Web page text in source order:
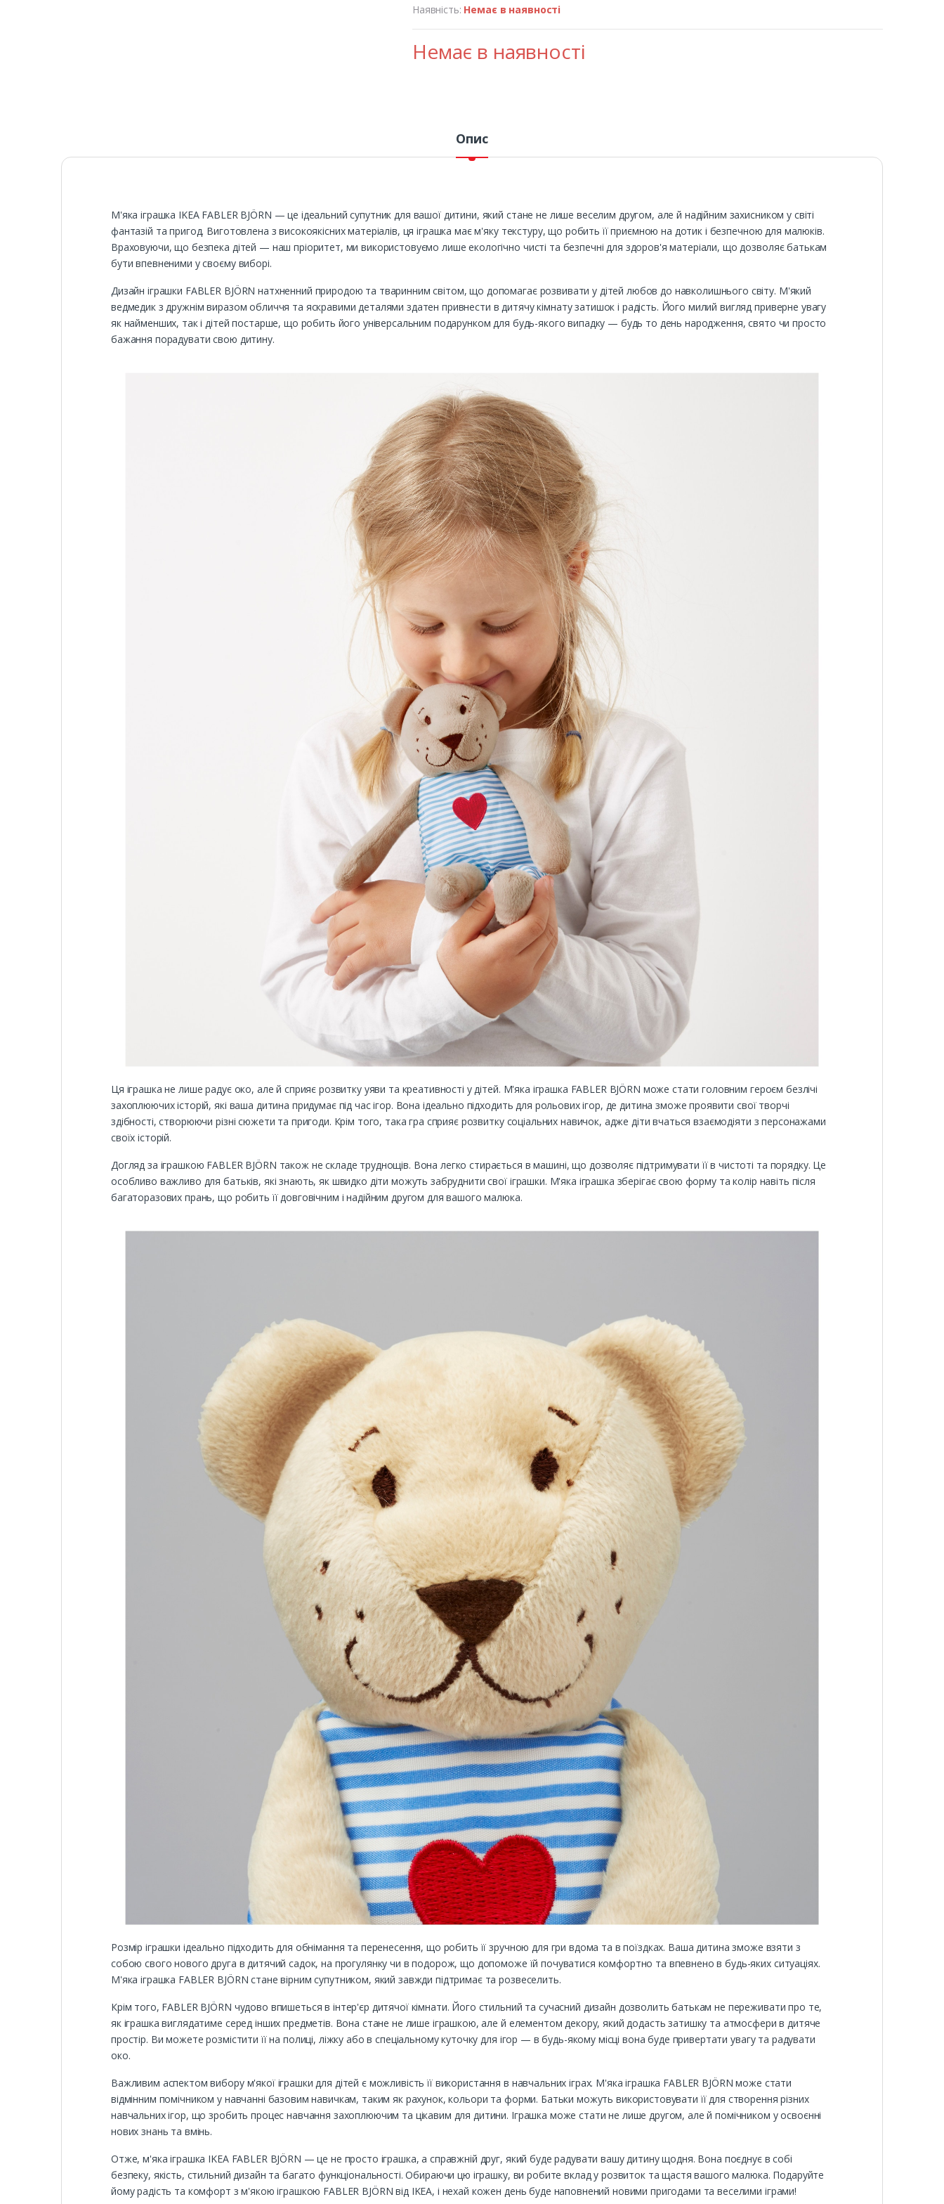
Наявність: Немає в наявності
Немає в наявності
Опис
М'яка іграшка IKEA FABLER BJÖRN — це ідеальний супутник для вашої дитини, який стане не лише веселим другом, але й надійним захисником у світі
фантазій та пригод. Виготовлена з високоякісних матеріалів, ця іграшка має м'яку текстуру, що робить її приємною на дотик і безпечною для малюків.
Враховуючи, що безпека дітей — наш пріоритет, ми використовуємо лише екологічно чисті та безпечні для здоров'я матеріали, що дозволяє батькам
бути впевненими у своєму виборі.
Дизайн іграшки FABLER BJÖRN натхненний природою та тваринним світом, що допомагає розвивати у дітей любов до навколишнього світу. М'який
ведмедик з дружнім виразом обличчя та яскравими деталями здатен привнести в дитячу кімнату затишок і радість. Його милий вигляд приверне увагу
як найменших, так і дітей постарше, що робить його універсальним подарунком для будь-якого випадку — будь то день народження, свято чи просто
бажання порадувати свою дитину.
Ця іграшка не лише радує око, але й сприяє розвитку уяви та креативності у дітей. М'яка іграшка FABLER BJÖRN може стати головним героєм безлічі
захоплюючих історій, які ваша дитина придумає під час ігор. Вона ідеально підходить для рольових ігор, де дитина зможе проявити свої творчі
здібності, створюючи різні сюжети та пригоди. Крім того, така гра сприяє розвитку соціальних навичок, адже діти вчаться взаємодіяти з персонажами
своїх історій.
Догляд за іграшкою FABLER BJÖRN також не складе труднощів. Вона легко стирається в машині, що дозволяє підтримувати її в чистоті та порядку. Це
особливо важливо для батьків, які знають, як швидко діти можуть забруднити свої іграшки. М'яка іграшка зберігає свою форму та колір навіть після
багаторазових прань, що робить її довговічним і надійним другом для вашого малюка.
Розмір іграшки ідеально підходить для обнімання та перенесення, що робить її зручною для гри вдома та в поїздках. Ваша дитина зможе взяти з
собою свого нового друга в дитячий садок, на прогулянку чи в подорож, що допоможе їй почуватися комфортно та впевнено в будь-яких ситуаціях.
М'яка іграшка FABLER BJÖRN стане вірним супутником, який завжди підтримає та розвеселить.
Крім того, FABLER BJÖRN чудово впишеться в інтер'єр дитячої кімнати. Його стильний та сучасний дизайн дозволить батькам не переживати про те,
як іграшка виглядатиме серед інших предметів. Вона стане не лише іграшкою, але й елементом декору, який додасть затишку та атмосфери в дитяче
простір. Ви можете розмістити її на полиці, ліжку або в спеціальному куточку для ігор — в будь-якому місці вона буде привертати увагу та радувати
око.
Важливим аспектом вибору м'якої іграшки для дітей є можливість її використання в навчальних іграх. М'яка іграшка FABLER BJÖRN може стати
відмінним помічником у навчанні базовим навичкам, таким як рахунок, кольори та форми. Батьки можуть використовувати її для створення різних
навчальних ігор, що зробить процес навчання захоплюючим та цікавим для дитини. Іграшка може стати не лише другом, але й помічником у освоєнні
нових знань та вмінь.
Отже, м'яка іграшка IKEA FABLER BJÖRN — це не просто іграшка, а справжній друг, який буде радувати вашу дитину щодня. Вона поєднує в собі
безпеку, якість, стильний дизайн та багато функціональності. Обираючи цю іграшку, ви робите вклад у розвиток та щастя вашого малюка. Подаруйте
йому радість та комфорт з м'якою іграшкою FABLER BJÖRN від IKEA, і нехай кожен день буде наповнений новими пригодами та веселими іграми!